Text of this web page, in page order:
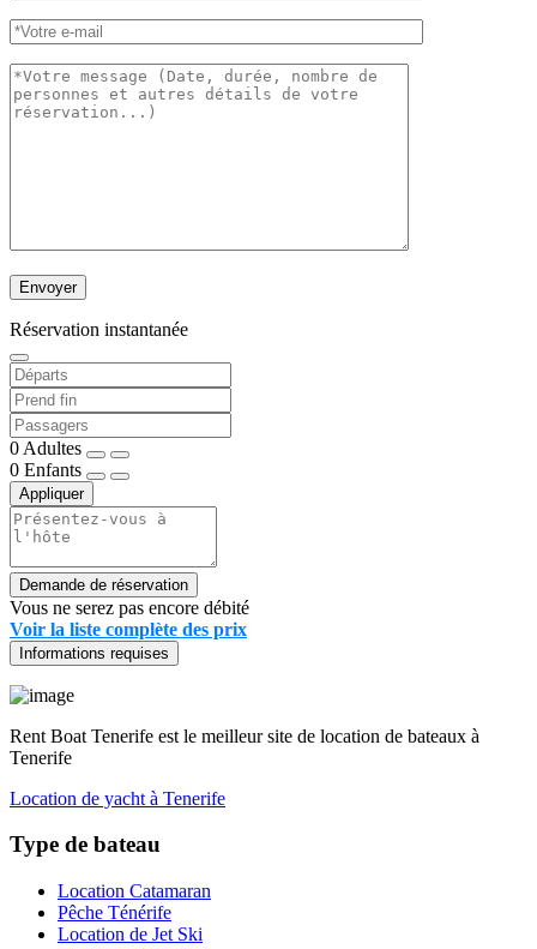
Réservation instantanée
0 Adultes
0 Enfants
Appliquer
Demande de réservation
Vous ne serez pas encore débité
Voir la liste complète des prix
Informations requises
Rent Boat Tenerife est le meilleur site de location de bateaux à
Tenerife
Location de yacht à Tenerife
Type de bateau
Location Catamaran
Pêche Ténérife
Location de Jet Ski